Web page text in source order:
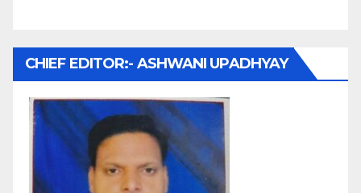
CHIEF EDITOR:- ASHWANI UPADHYAY